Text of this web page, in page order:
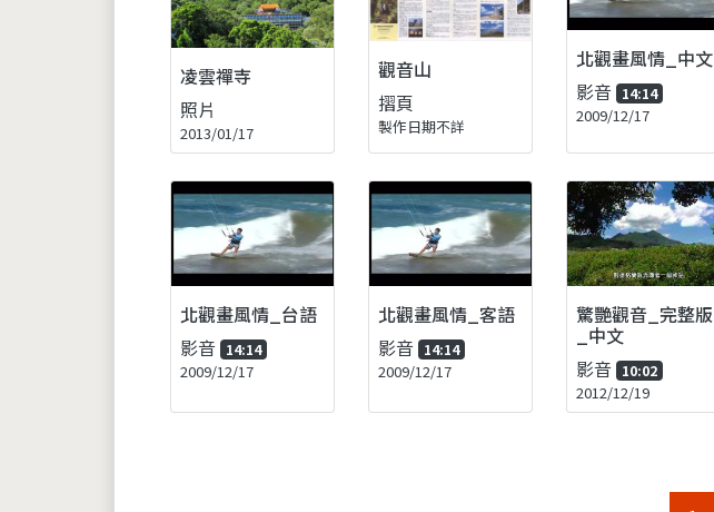
凌雲禪寺
照片
2013/01/17
觀音山
摺頁
製作日期不詳
北觀畫風情_中文
影音 14:14
2009/12/17
北觀畫風情_台語
影音 14:14
2009/12/17
北觀畫風情_客語
影音 14:14
2009/12/17
驚艷觀音_完整版
_中文
影音 10:02
2012/12/19